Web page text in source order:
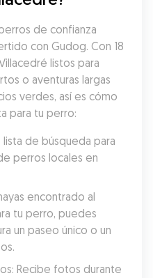
de confianza
con Gudog. Con 18
listos para
o aventuras largas
verdes, así es cómo
para tu perro:
lista de búsqueda para
perros locales en
encontrado al
tu perro, puedes
un paseo único o un
Recibe fotos durante